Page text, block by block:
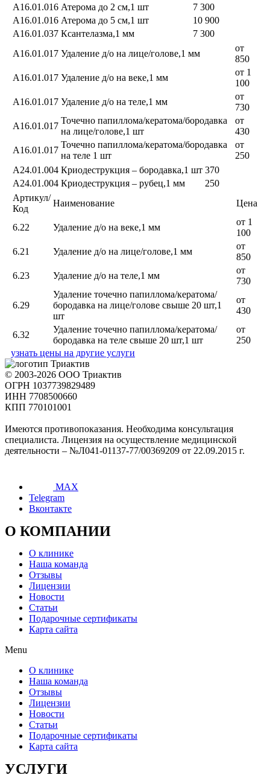
А16.01.016 Атерома до 2 см,1 шт
7 300
А16.01.016 Атерома до 5 см,1 шт
10 900
А16.01.037 Ксантелазма,1 мм
7 300
А16.01.017 Удаление д/о на лице/голове,1 мм
от
850
А16.01.017 Удаление д/о на веке,1 мм
от 1
100
А16.01.017 Удаление д/о на теле,1 мм
от
730
А16.01.017
Точечно папиллома/кератома/бородавка
на лице/голове,1 шт
от
430
А16.01.017
Точечно папиллома/кератома/бородавка
на теле 1 шт
от
250
А24.01.004 Криодеструкция – бородавка,1 шт 370
А24.01.004 Криодеструкция – рубец,1 мм
250
Артикул/
Код
Наименование Цена
6.22 Удаление д/о на веке,1 мм
от 1
100
6.21
Удаление д/о на лице/голове,1 мм
от
850
6.23
Удаление д/о на теле,1 мм
от
730
6.29
Удаление точечно папиллома/кератома/
бородавка на лице/голове свыше 20 шт,1
шт
от
430
6.32
Удаление точечно папиллома/кератома/
бородавка на теле свыше 20 шт,1 шт
от
250
узнать цены на другие услуги
© 2003-2026 ООО Триактив
ОГРН 1037739829489
ИНН 7708500660
КПП 770101001
Имеются противопоказания. Необходима консультация
специалиста. Лицензия на осуществление медицинской
деятельности – №Л041-01137-77/00369209 от 22.09.2015 г.
MAX
Telegram
Вконтакте
О КОМПАНИИ
О клинике
Наша команда
Отзывы
Лицензии
Новости
Статьи
Подарочные сертификаты
Карта сайта
Menu
О клинике
Наша команда
Отзывы
Лицензии
Новости
Статьи
Подарочные сертификаты
Карта сайта
УСЛУГИ